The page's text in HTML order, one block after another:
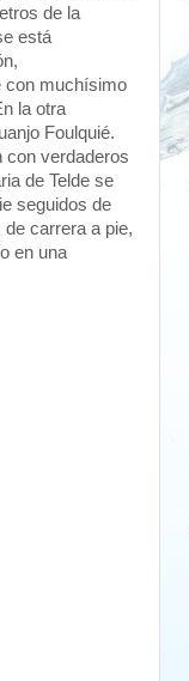
de la
está
con muchísimo
la otra
Foulquié.
con verdaderos
de Telde se
seguidos de
carrera a pie,
en una